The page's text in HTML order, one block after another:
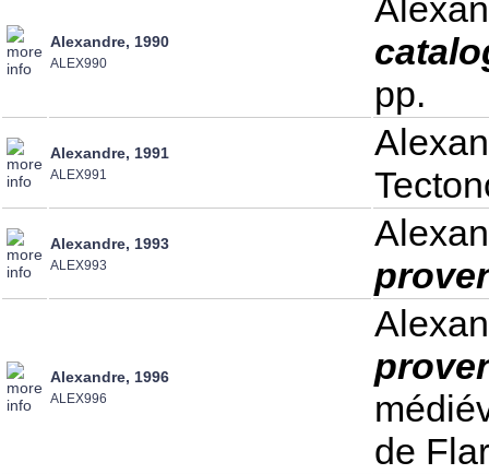
Alexandre, 1990
ALEX990
pp.
Alexandre, 1991
ALEX991
Alexandre, 1993
ALEX993
Alexandre, 1996
ALEX996
de